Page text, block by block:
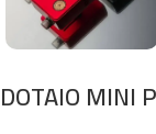
DOTAIO MINI